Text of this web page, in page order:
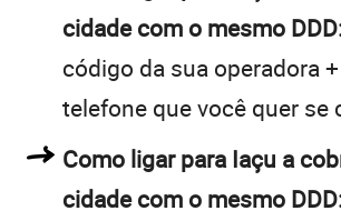
cidade com o mesmo
código da sua operadora
telefone que você quer se
Como ligar para Iaçu a
cidade com o mesmo